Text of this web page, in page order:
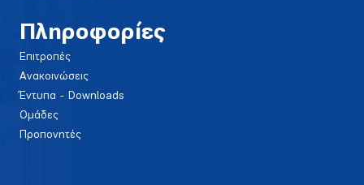
Πληροφορίες
Επιτροπές
Ανακοινώσεις
Έντυπα - Downloads
Ομάδες
Προπονητές